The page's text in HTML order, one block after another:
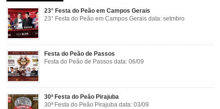
23° Festa do Peão em Campos Gerais
23° Festa do Peão em Campos Gerais data: setmbro
Festa do Peão de Passos
Festa do Peão de Passos data: 06/09
30ª Festa do Peão Pirajuba
30ª Festa do Peão Pirajuba data: 03/09